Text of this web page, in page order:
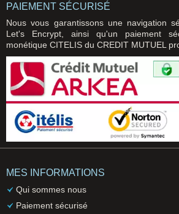
PAIEMENT SÉCURISÉ
Nous vous garantissons une navigation
Let's Encrypt, ainsi qu'un paiement
monétique CITELIS du CREDIT MUTUEL
MES INFORMATIONS
Qui sommes nous
Paiement sécurisé